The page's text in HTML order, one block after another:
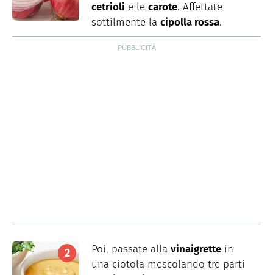
cetrioli e le carote. Affettate
sottilmente la cipolla rossa.
Poi, passate alla vinaigrette in
una ciotola mescolando tre parti